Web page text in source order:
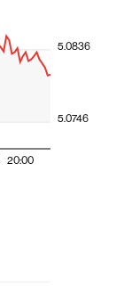
20:00
5.0746
5.0836